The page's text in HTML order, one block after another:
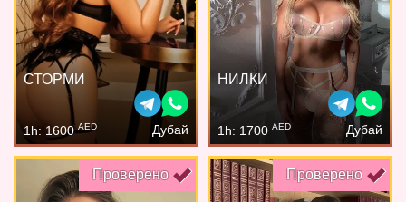
СТОРМИ
1h: 1600AED Дубай
НИЛКИ
1h: 1700 AED Дубай
Проверено Проверено